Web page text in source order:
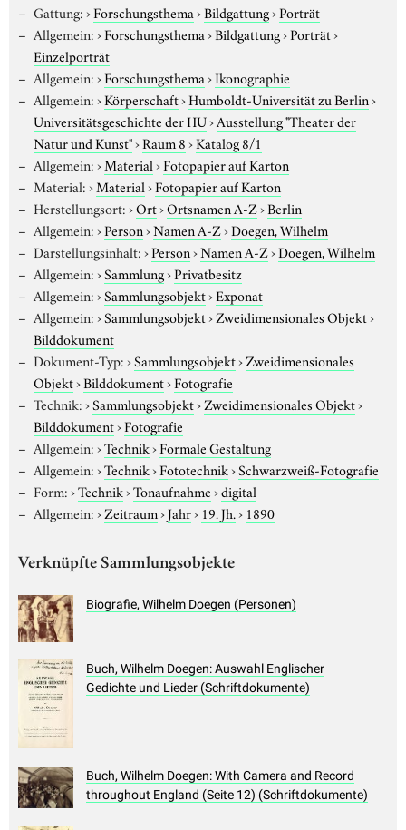
Gattung:›Forschungsthema›Bildgattung›Porträt
Allgemein:›Forschungsthema›Bildgattung›Porträt›
Einzelporträt
Allgemein:›Forschungsthema›Ikonographie
Allgemein:›Körperschaft›Humboldt-Universität zu Berlin›
Universitätsgeschichte der HU›Ausstellung "Theater der
Natur und Kunst"›Raum 8›Katalog 8/1
Allgemein:›Material›Fotopapier auf Karton
Material:›Material›Fotopapier auf Karton
Herstellungsort:›Ort›Ortsnamen A-Z›Berlin
Allgemein:›Person›Namen A-Z›Doegen, Wilhelm
Darstellungsinhalt:›Person›Namen A-Z›Doegen, Wilhelm
Allgemein:›Sammlung›Privatbesitz
Allgemein:›Sammlungsobjekt›Exponat
Allgemein:›Sammlungsobjekt›Zweidimensionales Objekt›
Bilddokument
Dokument-Typ:›Sammlungsobjekt›Zweidimensionales
Objekt›Bilddokument›Fotografie
Technik:›Sammlungsobjekt›Zweidimensionales Objekt›
Bilddokument›Fotografie
Allgemein:›Technik›Formale Gestaltung
Allgemein:›Technik›Fototechnik›Schwarzweiß-Fotografie
Form:›Technik›Tonaufnahme›digital
Allgemein:›Zeitraum›Jahr› 19. Jh.› 1890
Verknüpfte Sammlungsobjekte
Biografie, Wilhelm Doegen (Personen)
Buch, Wilhelm Doegen: Auswahl Englischer
Gedichte und Lieder (Schriftdokumente)
Buch, Wilhelm Doegen: With Camera and Record
throughout England (Seite 12) (Schriftdokumente)